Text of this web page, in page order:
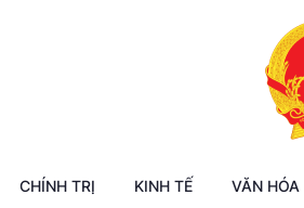
CHÍNH TRỊ KINH TẾ VĂN HÓA